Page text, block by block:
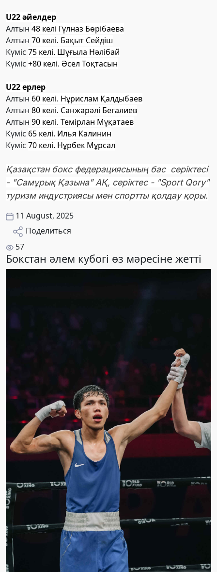
U22 әйелдер
Алтын 48 келі Гүлназ Бөрібаева
Алтын 70 келі. Бақыт Сейдіш
Күміс 75 келі. Шұғыла Нәлібай
Күміс +80 келі. Әсел Тоқтасын
U22 ерлер
Алтын 60 келі. Нұрислам Қалдыбаев
Алтын 80 келі. Санжарәлі Бегалиев
Алтын 90 келі. Темірлан Мұқатаев
Күміс 65 келі. Илья Калинин
Күміс 70 келі. Нұрбек Мұрсал
Қазақстан бокс федерациясының бас серіктесі
- "Самұрық Қазына" АҚ, серіктес - "Sport Qory"
туризм индустриясы мен спортты қолдау қоры.
11 August, 2025
Поделиться
57
Бокстан әлем кубогі өз мәресіне жетті